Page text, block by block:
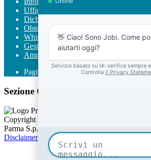
Ufficio Relazioni con il Pubblico
Dichiarazione di accessibilità
Obiettivi di accessibilità
Whistleblowing
Gestione consensi cookie
Amministrazione trasparente
Pagina visualizzata1228volte
Sezione Copyright
Copyright 2026 | Engineered and powered by
Parma S.p.A. | Divisione Publishing & New
Disclaimer trattamento dati personali